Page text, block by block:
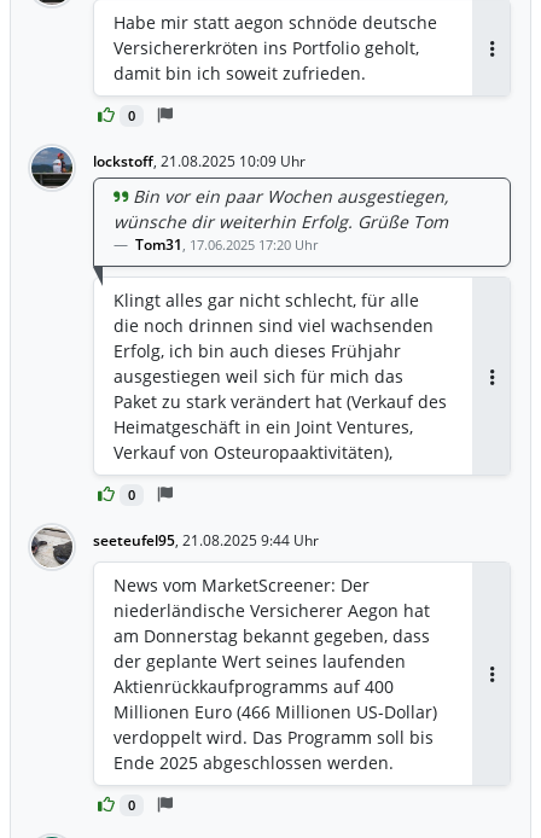
0
Habe mir statt aegon schnöde deutsche
Versichererkröten ins Portfolio geholt,
damit bin ich soweit zufrieden.
lockstoff, 21.08.2025 10:09 Uhr
0
Bin vor ein paar Wochen ausgestiegen,
wünsche dir weiterhin Erfolg. Grüße Tom
Tom31, 17.06.2025 17:20 Uhr
Klingt alles gar nicht schlecht, für alle
die noch drinnen sind viel wachsenden
Erfolg, ich bin auch dieses Frühjahr
ausgestiegen weil sich für mich das
Paket zu stark verändert hat (Verkauf des
Heimatgeschäft in ein Joint Ventures,
Verkauf von Osteuropaaktivitäten),
seeteufel95, 21.08.2025 9:44 Uhr
0
News vom MarketScreener: Der
niederländische Versicherer Aegon hat
am Donnerstag bekannt gegeben, dass
der geplante Wert seines laufenden
Aktienrückkaufprogramms auf 400
Millionen Euro (466 Millionen US-Dollar)
verdoppelt wird. Das Programm soll bis
Ende 2025 abgeschlossen werden.
Zudem teilte das Unternehmen mit, dass
es die Möglichkeit prüfe, seinen